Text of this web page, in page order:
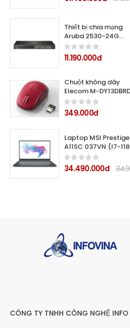
RTX3070 Ti 8GB/
Thiết bị chia mạng
Aruba 2530-24G
J9776A
11.190.000đ
Chuột không dây
Elecom M-
(Đỏ)
349.000đ
Laptop MSI Prestige
A11SC 037VN (I7-
16GB/ 512GB SSD/
GTX1650 Max Q
10/ 4cell/ Grey/ Túi
34.490.000đ
CÔNG TY TNHH CÔNG NGHỆ